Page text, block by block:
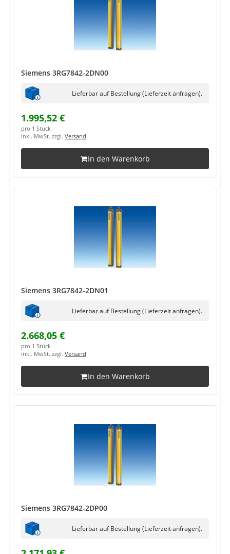
Siemens 3RG7842-2DN00
Lieferbar auf Bestellung (Lieferzeit anfragen).
1.995,52 €
pro 1 Stück
inkl. MwSt. zzgl. Versand
In den Warenkorb
Siemens 3RG7842-2DN01
Lieferbar auf Bestellung (Lieferzeit anfragen).
2.668,05 €
pro 1 Stück
inkl. MwSt. zzgl. Versand
In den Warenkorb
Siemens 3RG7842-2DP00
Lieferbar auf Bestellung (Lieferzeit anfragen).